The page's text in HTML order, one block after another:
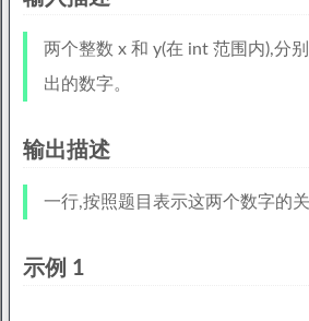
两个整数 x 和 y(在 int 范围内),分
出的数字。
输出描述
一行,按照题目表示这两个数字的关
示例 1